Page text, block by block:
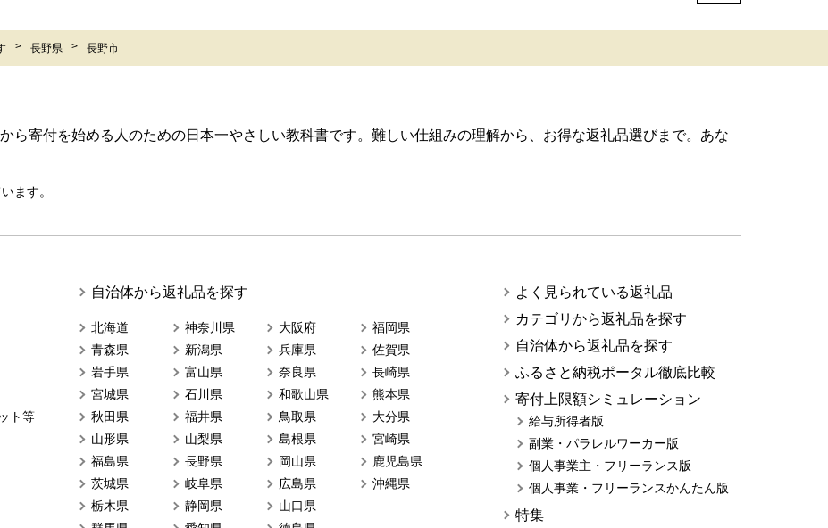
長野県 長野市
ら寄付を始める人のための日本一やさしい教科書です。難しい仕組みの理解から、お得な返礼品選びまで。あな
ます。
ト等
自治体から返礼品を探す
北海道
青森県
岩手県
宮城県
秋田県
山形県
福島県
茨城県
栃木県
神奈川県
新潟県
富山県
石川県
福井県
山梨県
長野県
岐阜県
静岡県
大阪府
兵庫県
奈良県
和歌山県
鳥取県
島根県
岡山県
広島県
山口県
福岡県
佐賀県
長崎県
熊本県
大分県
宮崎県
鹿児島県
沖縄県
よく見られている返礼品
カテゴリから返礼品を探す
自治体から返礼品を探す
ふるさと納税ポータル徹底比較
寄付上限額シミュレーション
給与所得者版
副業・パラレルワーカー版
個人事業主・フリーランス版
個人事業・フリーランスかんたん版
特集